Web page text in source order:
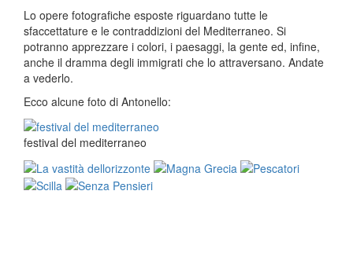
Lo opere fotografiche esposte riguardano tutte le
sfaccettature e le contraddizioni del Mediterraneo. Si
potranno apprezzare i colori, i paesaggi, la gente ed, infine,
anche il dramma degli immigrati che lo attraversano. Andate
a vederlo.
Ecco alcune foto di Antonello:
festival del mediterraneo